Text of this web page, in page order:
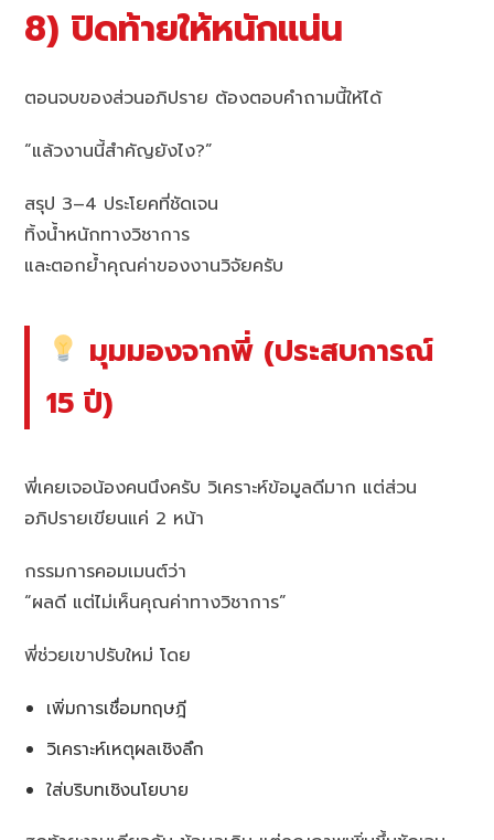
8) ปิดท้ายให้หนักแน่น
ตอนจบของส่วนอภิปราย ต้องตอบคำถามนี้ให้ได้
“แล้วงานนี้สำคัญยังไง?”
สรุป 3–4 ประโยคที่ชัดเจน
ทิ้งน้ำหนักทางวิชาการ
และตอกย้ำคุณค่าของงานวิจัยครับ
มุมมองจากพี่ (ประสบการณ์
15 ปี)
พี่เคยเจอน้องคนนึงครับ วิเคราะห์ข้อมูลดีมาก แต่ส่วน
อภิปรายเขียนแค่ 2 หน้า
กรรมการคอมเมนต์ว่า
“ผลดี แต่ไม่เห็นคุณค่าทางวิชาการ”
พี่ช่วยเขาปรับใหม่ โดย
เพิ่มการเชื่อมทฤษฎี
วิเคราะห์เหตุผลเชิงลึก
ใส่บริบทเชิงนโยบาย